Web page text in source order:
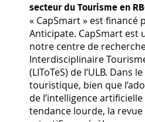
secteur du Tourisme en
« CapSmart » est financé
Anticipate. CapSmart
notre centre de
Interdisciplinaire
(LIToTeS) de l’ULB. Dans
touristique, bien que
de l’intelligence
tendance lourde, la